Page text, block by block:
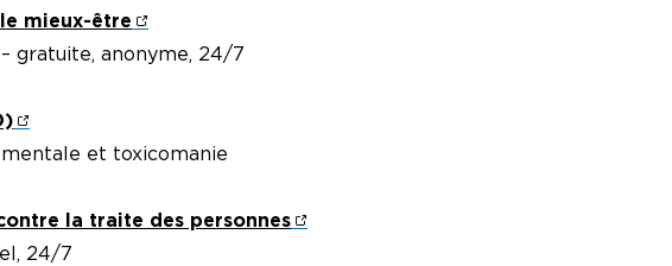
mieux-être
gratuite, anonyme, 24/7
et toxicomanie
la traite des personnes
24/7